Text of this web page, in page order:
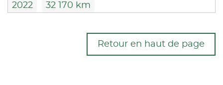
2022 32 170 km
Retour en haut de page